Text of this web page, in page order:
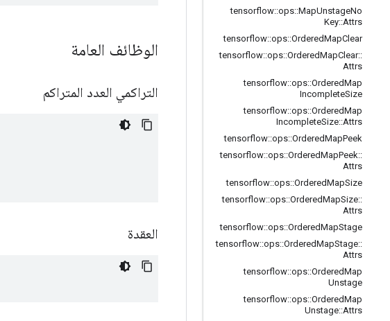
tensorflow::ops::MapUnstageNo
Key::Attrs
tensorflow::ops::OrderedMapClear
tensorflow::ops::OrderedMapClear::
Attrs
tensorflow::ops::OrderedMap
IncompleteSize
tensorflow::ops::OrderedMap
IncompleteSize::Attrs
tensorflow::ops::OrderedMapPeek
tensorflow::ops::OrderedMapPeek::
Attrs
tensorflow::ops::OrderedMapSize
tensorflow::ops::OrderedMapSize::
Attrs
tensorflow::ops::OrderedMapStage
tensorflow::ops::OrderedMapStage::
Attrs
tensorflow::ops::OrderedMap
Unstage
tensorflow::ops::OrderedMap
Unstage::Attrs
الوظائف العامة
التراكمي العدد المتراكم
العقدة